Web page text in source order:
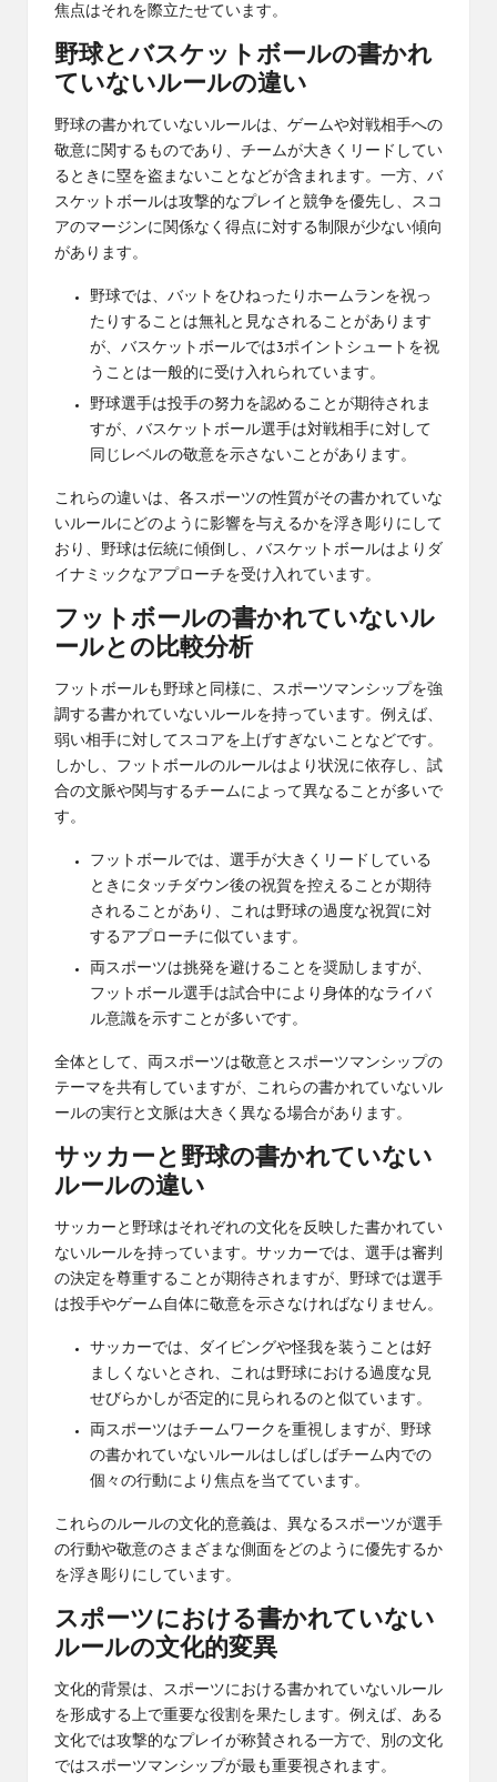
焦点はそれを際立たせています。
野球とバスケットボールの書かれ
ていないルールの違い
野球の書かれていないルールは、ゲームや対戦相手への
敬意に関するものであり、チームが大きくリードしてい
るときに塁を盗まないことなどが含まれます。一方、バ
スケットボールは攻撃的なプレイと競争を優先し、スコ
アのマージンに関係なく得点に対する制限が少ない傾向
があります。
野球では、バットをひねったりホームランを祝っ
たりすることは無礼と見なされることがあります
が、バスケットボールでは3ポイントシュートを祝
うことは一般的に受け入れられています。
野球選手は投手の努力を認めることが期待されま
すが、バスケットボール選手は対戦相手に対して
同じレベルの敬意を示さないことがあります。
これらの違いは、各スポーツの性質がその書かれていな
いルールにどのように影響を与えるかを浮き彫りにして
おり、野球は伝統に傾倒し、バスケットボールはよりダ
イナミックなアプローチを受け入れています。
フットボールの書かれていないル
ールとの比較分析
フットボールも野球と同様に、スポーツマンシップを強
調する書かれていないルールを持っています。例えば、
弱い相手に対してスコアを上げすぎないことなどです。
しかし、フットボールのルールはより状況に依存し、試
合の文脈や関与するチームによって異なることが多いで
す。
フットボールでは、選手が大きくリードしている
ときにタッチダウン後の祝賀を控えることが期待
されることがあり、これは野球の過度な祝賀に対
するアプローチに似ています。
両スポーツは挑発を避けることを奨励しますが、
フットボール選手は試合中により身体的なライバ
ル意識を示すことが多いです。
全体として、両スポーツは敬意とスポーツマンシップの
テーマを共有していますが、これらの書かれていないル
ールの実行と文脈は大きく異なる場合があります。
サッカーと野球の書かれていない
ルールの違い
サッカーと野球はそれぞれの文化を反映した書かれてい
ないルールを持っています。サッカーでは、選手は審判
の決定を尊重することが期待されますが、野球では選手
は投手やゲーム自体に敬意を示さなければなりません。
サッカーでは、ダイビングや怪我を装うことは好
ましくないとされ、これは野球における過度な見
せびらかしが否定的に見られるのと似ています。
両スポーツはチームワークを重視しますが、野球
の書かれていないルールはしばしばチーム内での
個々の行動により焦点を当てています。
これらのルールの文化的意義は、異なるスポーツが選手
の行動や敬意のさまざまな側面をどのように優先するか
を浮き彫りにしています。
スポーツにおける書かれていない
ルールの文化的変異
文化的背景は、スポーツにおける書かれていないルール
を形成する上で重要な役割を果たします。例えば、ある
文化では攻撃的なプレイが称賛される一方で、別の文化
ではスポーツマンシップが最も重要視されます。